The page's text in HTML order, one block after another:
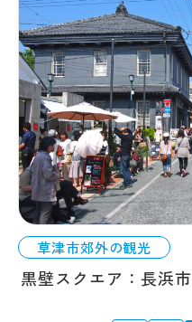
草津市郊外の観光
黒壁スクエア：長浜市